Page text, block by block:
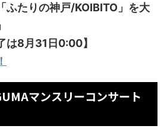
ふたりの神戸/KOIBITO」を大
は8月31日0:00】
マンスリーコンサート